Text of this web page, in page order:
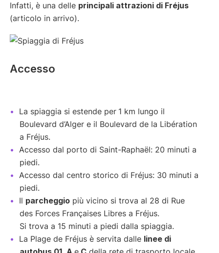
Infatti, è una delle principali attrazioni di Fréjus
(articolo in arrivo).
Accesso
La spiaggia si estende per 1 km lungo il
Boulevard d’Alger e il Boulevard de la Libération
a Fréjus.
Accesso dal porto di Saint-Raphaël: 20 minuti a
piedi.
Accesso dal centro storico di Fréjus: 30 minuti a
piedi.
Il parcheggio più vicino si trova al 28 di Rue
des Forces Françaises Libres a Fréjus.
Si trova a 15 minuti a piedi dalla spiaggia.
La Plage de Fréjus è servita dalle linee di